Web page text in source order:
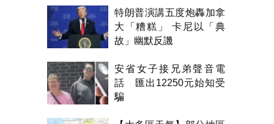
特朗普演講五度炮轟加拿
大「糟糕」 卡尼以「典
故」幽默反譏
安省女子接兄弟聲音電
話 匯出12250元始知受
騙